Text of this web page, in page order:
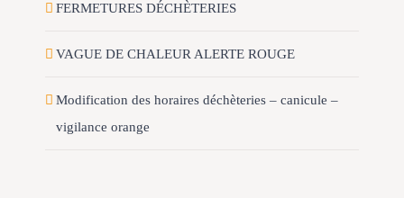
FERMETURES DÉCHÈTERIES
VAGUE DE CHALEUR ALERTE ROUGE
Modification des horaires déchèteries – canicule –
vigilance orange